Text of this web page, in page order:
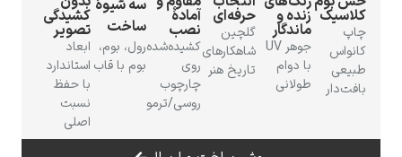
ادگار دگا
حرفه‌ای
گلچین
شاهکارهای
تاریخ هنر
آمادهٔ
نصب
کشیده‌شده
روی
چارچوب
سه شیوهٔ
ساخت
رول، بوم،
بوم با قاب
کشیدگی
تصویر
ابعاد
استاندارد
با حفظ
نسبت